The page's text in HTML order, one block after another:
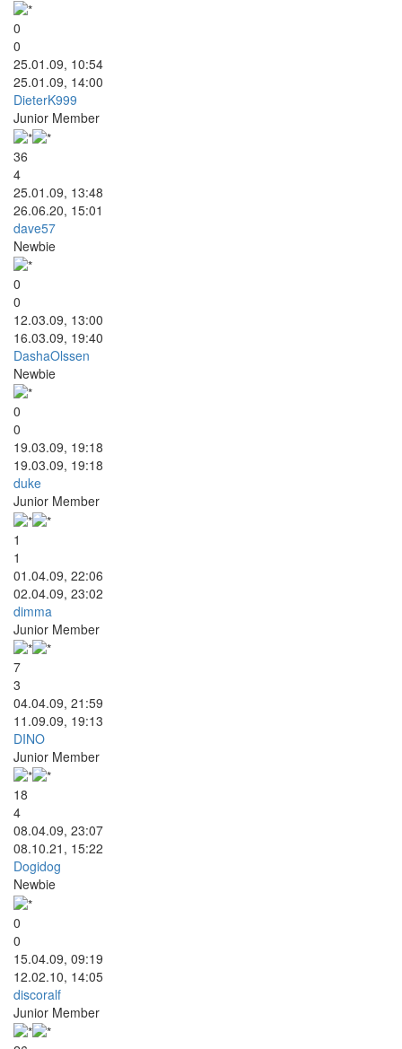
0
0
25.01.09, 10:54
25.01.09, 14:00
DieterK999
Junior Member
36
4
25.01.09, 13:48
26.06.20, 15:01
dave57
Newbie
0
0
12.03.09, 13:00
16.03.09, 19:40
DashaOlssen
Newbie
0
0
19.03.09, 19:18
19.03.09, 19:18
duke
Junior Member
1
1
01.04.09, 22:06
02.04.09, 23:02
dimma
Junior Member
7
3
04.04.09, 21:59
11.09.09, 19:13
DINO
Junior Member
18
4
08.04.09, 23:07
08.10.21, 15:22
Dogidog
Newbie
0
0
15.04.09, 09:19
12.02.10, 14:05
discoralf
Junior Member